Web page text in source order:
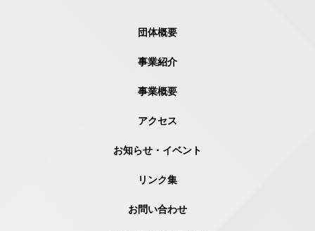
団体概要
事業紹介
事業概要
アクセス
お知らせ・イベント
リンク集
お問い合わせ